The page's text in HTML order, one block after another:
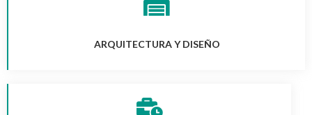
ARQUITECTURA Y DISEÑO